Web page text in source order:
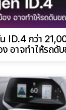
ID.4 กว่า
อาจทำให้รถดั